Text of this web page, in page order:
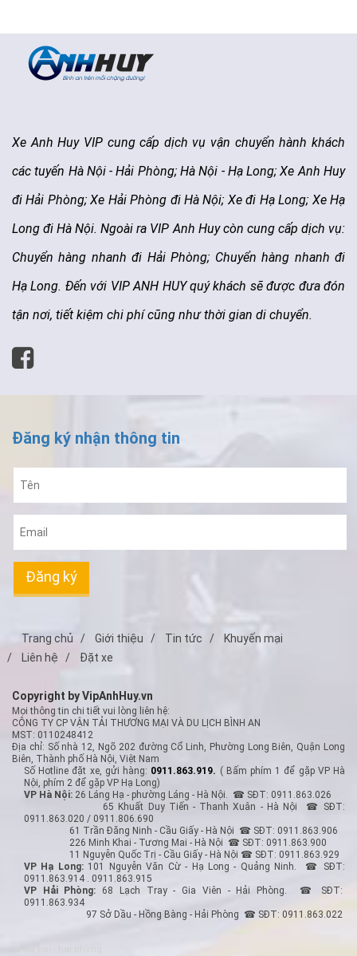
Xe Anh Huy VIP cung cấp dịch vụ vận chuyển hành khách
các tuyến Hà Nội - Hải Phòng; Hà Nội - Hạ Long; Xe Anh Huy
đi Hải Phòng; Xe Hải Phòng đi Hà Nội; Xe đi Hạ Long; Xe Hạ
Long đi Hà Nội. Ngoài ra VIP Anh Huy còn cung cấp dịch vụ:
Chuyển hàng nhanh đi Hải Phòng; Chuyển hàng nhanh đi
Hạ Long. Đến với VIP ANH HUY quý khách sẽ được đưa đón
tận nơi, tiết kiệm chi phí cũng như thời gian di chuyển.
Đăng ký nhận thông tin
Đăng ký
Trang chủ Giới thiệu Tin tức
Khuyến mại
Liên hệ
Đặt xe
Copyright by VipAnhHuy.vn
Mọi thông tin chi tiết vui lòng liên hệ:
CÔNG TY CP VẬN TẢI THƯƠNG MẠI VÀ DU LỊCH BÌNH AN
MST: 0110248412
Địa chỉ: Số nhà 12, Ngõ 202 đường Cổ Linh, Phường Long Biên, Quận Long
Biên, Thành phố Hà Nội, Việt Nam
Số Hotline đặt xe, gửi hàng: 0911.863.919. ( Bấm phím 1 để gặp VP Hà
Nội, phím 2 để gặp VP Hạ Long)
VP Hà Nội: 26 Láng Hạ - phường Láng - Hà Nội. ☎ SĐT: 0911.863.026
65 Khuất Duy Tiến - Thanh Xuân - Hà Nội ☎ SĐT:
0911.863.020 / 0911.806.690
61 Trần Đăng Ninh - Cầu Giấy - Hà Nội ☎ SĐT: 0911.863.906
226 Minh Khai - Tương Mai - Hà Nội ☎ SĐT: 0911.863.900
11 Nguyễn Quốc Trị - Cầu Giấy - Hà Nội ☎ SĐT: 0911.863.929
VP Hạ Long:101 Nguyễn Văn Cừ - Hạ Long - Quảng Ninh. ☎ SĐT:
0911.863.914 . 0911.863.915
VP Hải Phòng: 68 Lạch Tray - Gia Viên - Hải Phòng. ☎ SĐT:
0911.863.934
97 Sở Dầu - Hồng Bàng - Hải Phòng ☎ SĐT: 0911.863.022